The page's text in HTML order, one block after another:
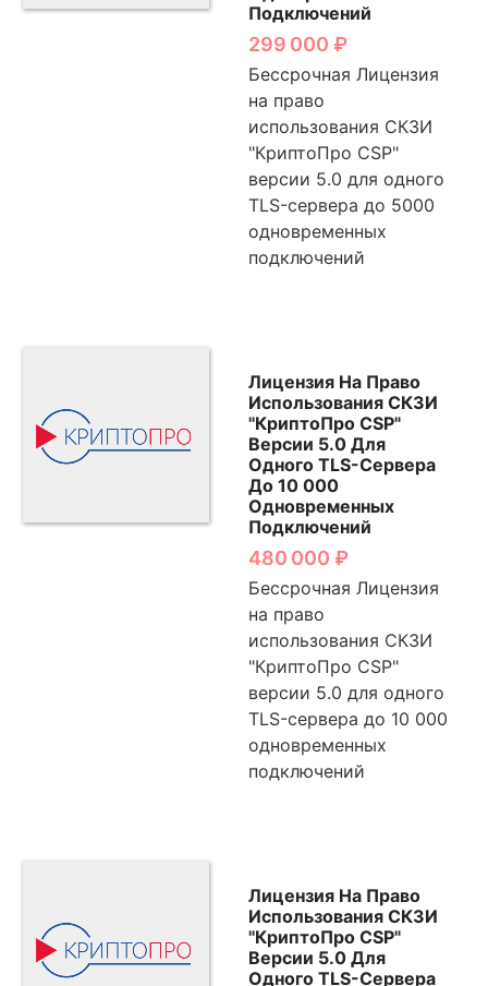
Подключений
299 000 ₽
Бессрочная Лицензия
на право
использования СКЗИ
"КриптоПро CSP"
версии 5.0 для одного
TLS-сервера до 5000
одновременных
подключений
Лицензия На Право
Использования СКЗИ
"КриптоПро CSP"
Версии 5.0 Для
Одного TLS-Сервера
До 10 000
Одновременных
Подключений
480 000 ₽
Бессрочная Лицензия
на право
использования СКЗИ
"КриптоПро CSP"
версии 5.0 для одного
TLS-сервера до 10 000
одновременных
подключений
Лицензия На Право
Использования СКЗИ
"КриптоПро CSP"
Версии 5.0 Для
Одного TLS-Сервера